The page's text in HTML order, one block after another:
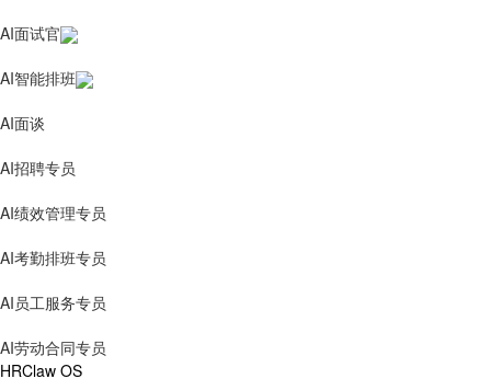
AI面试官
AI智能排班
AI面谈
AI招聘专员
AI绩效管理专员
AI考勤排班专员
AI员工服务专员
AI劳动合同专员
HRClaw OS